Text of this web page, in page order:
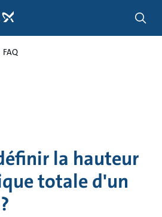
FAQ
la hauteur
totale d'un